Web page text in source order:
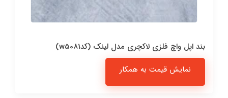
بند اپل واچ فلزی لاکچری مدل لینک (کدw5081)
نمایش قیمت به همکار